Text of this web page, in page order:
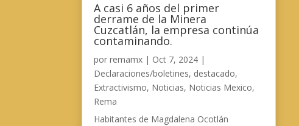
A casi 6 años del primer
derrame de la Minera
Cuzcatlán, la empresa continúa
contaminando.
porremamx | Oct 7, 2024 |
Declaraciones/boletines, destacado,
Extractivismo, Noticias, Noticias Mexico,
Rema
Habitantes de Magdalena Ocotlán